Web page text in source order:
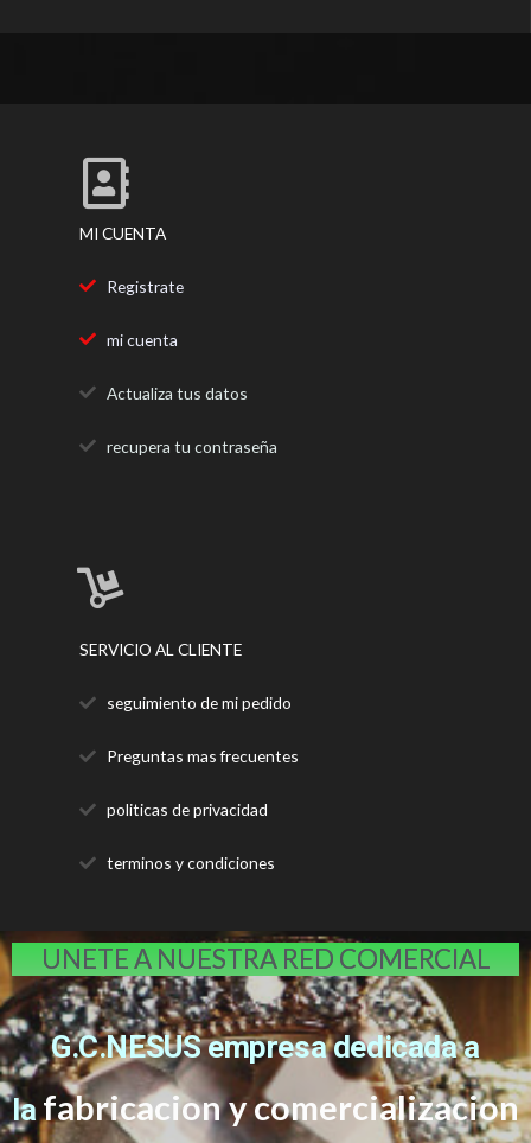
MI CUENTA
Registrate
mi cuenta
Actualiza tus datos
recupera tu contraseña
SERVICIO AL CLIENTE
seguimiento de mi pedido
Preguntas mas frecuentes
politicas de privacidad
terminos y condiciones
UNETE A NUESTRA RED COMERCIAL
G.C.NESUS empresa dedicada a
lafabricacion y comercializacion